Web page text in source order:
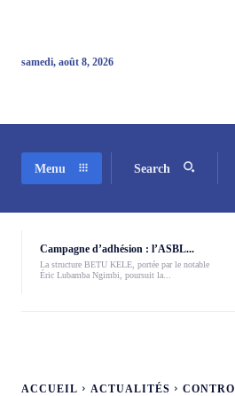
samedi, août 8, 2026
Menu Search
Campagne d’adhésion : l’ASBL...
La structure BETU KELE, portée par le notable
Éric Lubamba Ngimbi, poursuit la...
ACCUEIL ACTUALITÉS